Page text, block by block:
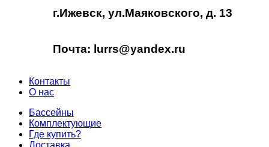
г.Ижевск, ул.Маяковского, д. 13
Почта: lurrs@yandex.ru
Контакты
О нас
Бассейны
Комплектующие
Где купить?